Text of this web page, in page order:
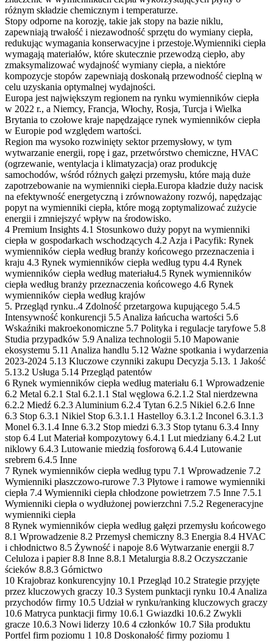
różnym składzie chemicznym i temperaturze.
Stopy odporne na korozję, takie jak stopy na bazie niklu,
zapewniają trwałość i niezawodność sprzętu do wymiany ciepła,
redukując wymagania konserwacyjne i przestoje.Wymienniki ciepła
wymagają materiałów, które skutecznie przewodzą ciepło, aby
zmaksymalizować wydajność wymiany ciepła, a niektóre
kompozycje stopów zapewniają doskonałą przewodność cieplną w
celu uzyskania optymalnej wydajności.
Europa jest największym regionem na rynku wymienników ciepła
w 2022 r., a Niemcy, Francja, Włochy, Rosja, Turcja i Wielka
Brytania to czołowe kraje napędzające rynek wymienników ciepła
w Europie pod względem wartości.
Region ma wysoko rozwinięty sektor przemysłowy, w tym
wytwarzanie energii, ropę i gaz, przetwórstwo chemiczne, HVAC
(ogrzewanie, wentylacja i klimatyzacja) oraz produkcję
samochodów, wśród różnych gałęzi przemysłu, które mają duże
zapotrzebowanie na wymienniki ciepła.Europa kładzie duży nacisk
na efektywność energetyczną i zrównoważony rozwój, napędzając
popyt na wymienniki ciepła, które mogą zoptymalizować zużycie
energii i zmniejszyć wpływ na środowisko.
4 Premium Insights 4.1 Stosunkowo duży popyt na wymienniki
ciepła w gospodarkach wschodzących 4.2 Azja i Pacyfik: Rynek
wymienników ciepła według branży końcowego przeznaczenia i
kraju 4.3 Rynek wymienników ciepła według typu 4.4 Rynek
wymienników ciepła według materiału4.5 Rynek wymienników
ciepła według branży przeznaczenia końcowego 4.6 Rynek
wymienników ciepła według krajów
5. Przegląd rynku..4 Zdolność przetargowa kupującego 5.4.5
Intensywność konkurencji 5.5 Analiza łańcucha wartości 5.6
Wskaźniki makroekonomiczne 5.7 Polityka i regulacje taryfowe 5.8
Studia przypadków 5.9 Analiza technologii 5.10 Mapowanie
ekosystemu 5.11 Analiza handlu 5.12 Ważne spotkania i wydarzenia
2023-2024 5.13 Kluczowe czynniki zakupu Decyzja 5.13. 1 Jakość
5.13.2 Usługa 5.14 Przegląd patentów
6 Rynek wymienników ciepła według materiału 6.1 Wprowadzenie
6.2 Metal 6.2.1 Stal 6.2.1.1 Stal węglowa 6.2.1.2 Stal nierdzewna
6.2.2 Miedź 6.2.3 Aluminium 6.2.4 Tytan 6.2.5 Nikiel 6.2.6 Inne
6.3 Stop 6.3.1 Nikiel Stop 6.3.1.1 Hastelloy 6.3.1.2 Inconel 6.3.1.3
Monel 6.3.1.4 Inne 6.3.2 Stop miedzi 6.3.3 Stop tytanu 6.3.4 Inny
stop 6.4 Lut Materiał kompozytowy 6.4.1 Lut miedziany 6.4.2 Lut
niklowy 6.4.3 Lutowanie miedzią fosforową 6.4.4 Lutowanie
srebrem 6.4.5 Inne
7 Rynek wymienników ciepła według typu 7.1 Wprowadzenie 7.2
Wymienniki płaszczowo-rurowe 7.3 Płytowe i ramowe wymienniki
ciepła 7.4 Wymienniki ciepła chłodzone powietrzem 7.5 Inne 7.5.1
Wymienniki ciepła o wydłużonej powierzchni 7.5.2 Regeneracyjne
wymienniki ciepła
8 Rynek wymienników ciepła według gałęzi przemysłu końcowego
8.1 Wprowadzenie 8.2 Przemysł chemiczny 8.3 Energia 8.4 HVAC
i chłodnictwo 8.5 Żywność i napoje 8.6 Wytwarzanie energii 8.7
Celuloza i papier 8.8 Inne 8.8.1 Metalurgia 8.8.2 Oczyszczanie
ścieków 8.8.3 Górnictwo
10 Krajobraz konkurencyjny 10.1 Przegląd 10.2 Strategie przyjęte
przez kluczowych graczy 10.3 System punktacji rynku 10.4 Analiza
przychodów firmy 10.5 Udział w rynku/ranking kluczowych graczy
10.6 Matryca punktacji firmy 10.6.1 Gwiazdki 10.6.2 Zwykli
gracze 10.6.3 Nowi liderzy 10.6 4 członków 10.7 Siła produktu
Portfel firm poziomu 1 10.8 Doskonałość firmy poziomu 1